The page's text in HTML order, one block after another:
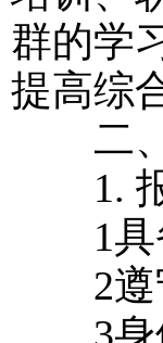
群的学
提高综
二、
1. 报
1具
2遵守